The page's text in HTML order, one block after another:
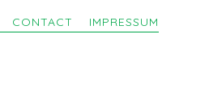
CONTACT IMPRESSUM